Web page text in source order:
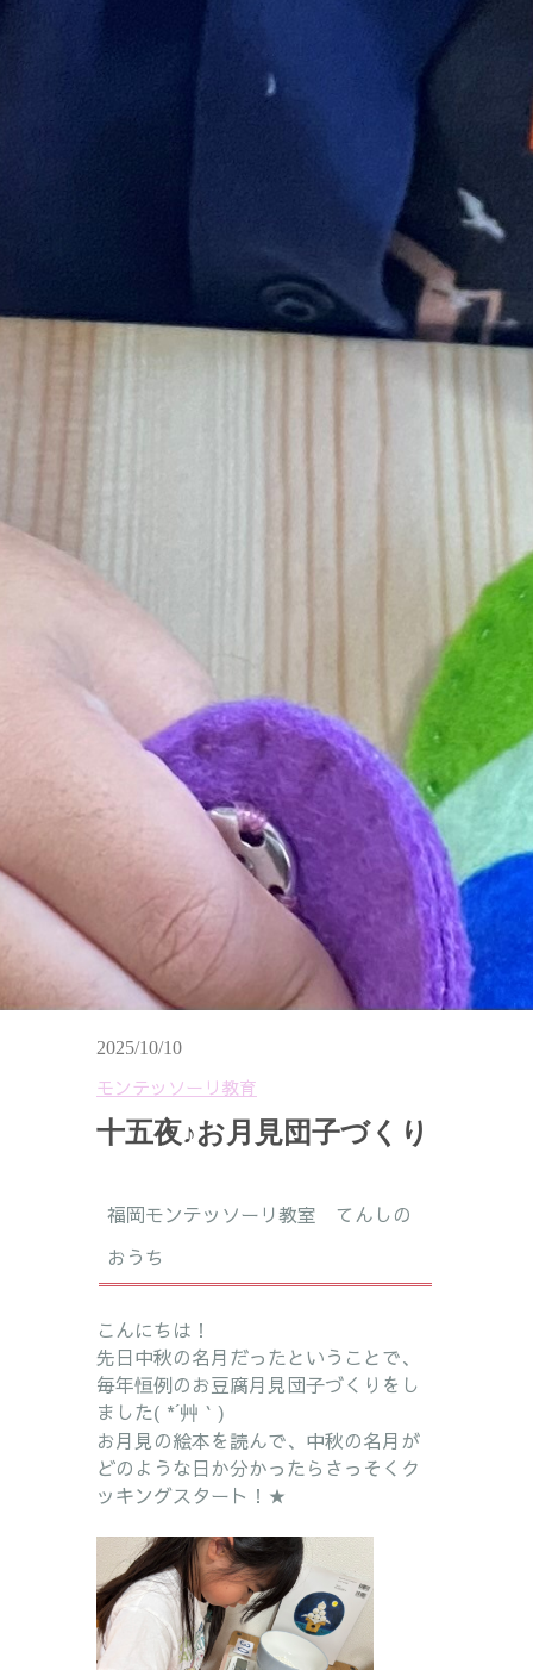
2025/10/10
モンテッソーリ教育
十五夜♪お月見団子づくり
福岡モンテッソーリ教室 てんしの
おうち
こんにちは！
先日中秋の名月だったということで、
毎年恒例のお豆腐月見団子づくりをし
ました( *´艸｀)
お月見の絵本を読んで、中秋の名月が
どのような日か分かったらさっそくク
ッキングスタート！★